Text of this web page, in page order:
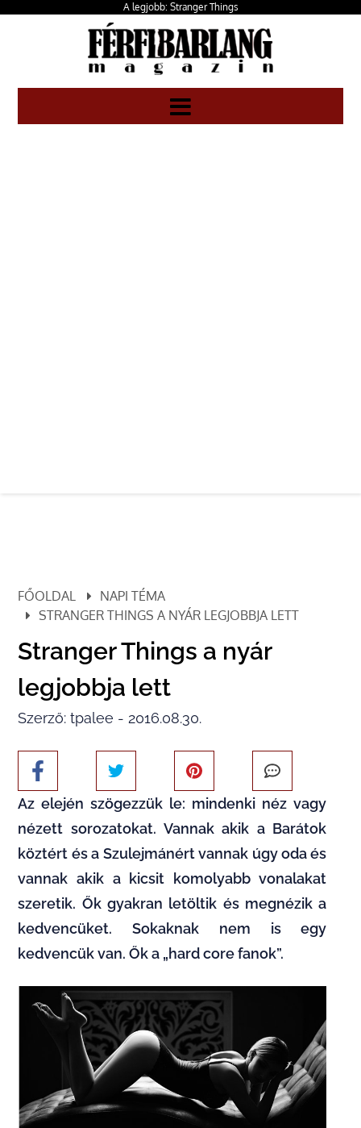
A legjobb: Stranger Things
FŐOLDAL
NAPI TÉMA
STRANGER THINGS A NYÁR LEGJOBBJA LETT
Stranger Things a nyár
legjobbja lett
Szerző: tpalee - 2016.08.30.
Az elején szögezzük le: mindenki néz vagy
nézett sorozatokat. Vannak akik a Barátok
köztért és a Szulejmánért vannak úgy oda és
vannak akik a kicsit komolyabb vonalakat
szeretik. Ők gyakran letöltik és megnézik a
kedvencüket. Sokaknak nem is egy
kedvencük van. Ők a „hard core fanok”.